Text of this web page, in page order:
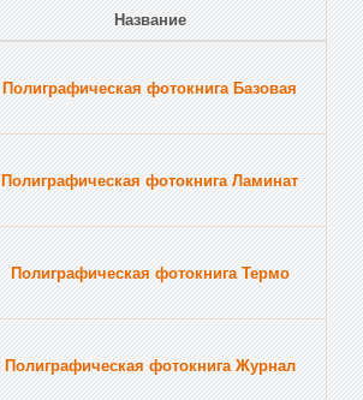
Название
Полиграфическая фотокнига Базовая
Полиграфическая фотокнига Ламинат
Полиграфическая фотокнига Термо
Полиграфическая фотокнига Журнал